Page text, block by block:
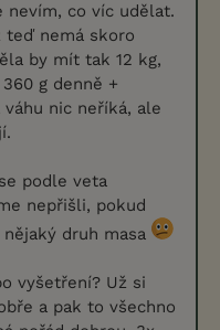
nevím, co víc udělat.
teď nemá skoro
by mít tak 12 kg,
g denně +
váhu nic neříká, ale
podle veta
nepřišli, pokud
druh masa
vyšetření? Už si
a pak to všechno